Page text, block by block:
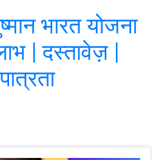
भारत योजना
| दस्तावेज़ |